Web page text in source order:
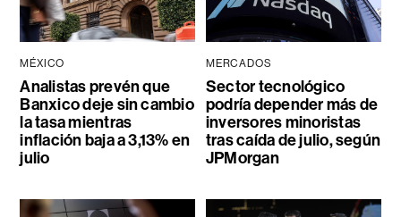
MÉXICO
Analistas prevén que
Banxico deje sin cambio
la tasa mientras
inflación baja a 3,13% en
julio
MERCADOS
Sector tecnológico
podría depender más de
inversores minoristas
tras caída de julio, según
JPMorgan